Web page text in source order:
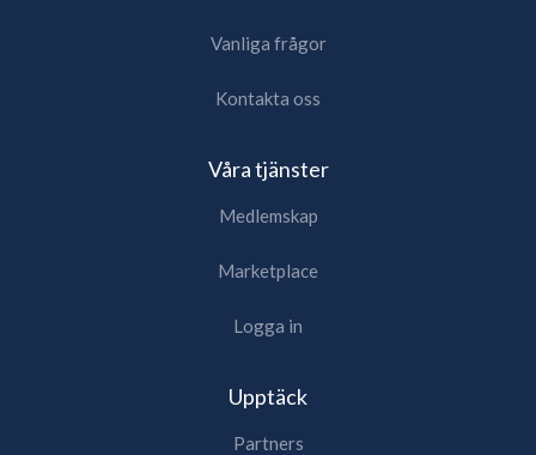
Vanliga frågor
Kontakta oss
Våra tjänster
Medlemskap
Marketplace
Logga in
Upptäck
Partners